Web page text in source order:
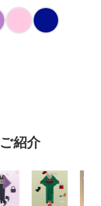
紹介